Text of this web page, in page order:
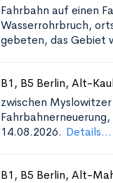
Fahrbahn auf einen
Wasserrohrbruch,
gebeten, das Gebiet
B1, B5 Berlin, Alt-
zwischen
14.08.2026. Details...
B1, B5 Berlin, Alt-